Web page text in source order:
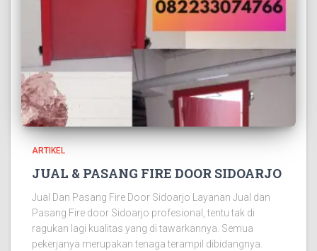
ARTIKEL
JUAL & PASANG FIRE DOOR SIDOARJO
Jual Dan Pasang Fire Door Sidoarjo Layanan Jual dan
Pasang Fire door Sidoarjo profesional, tentu tak di
ragukan lagi kualitas yang di tawarkannya. Semua
pekerjanya merupakan tenaga terampil dibidangnya.